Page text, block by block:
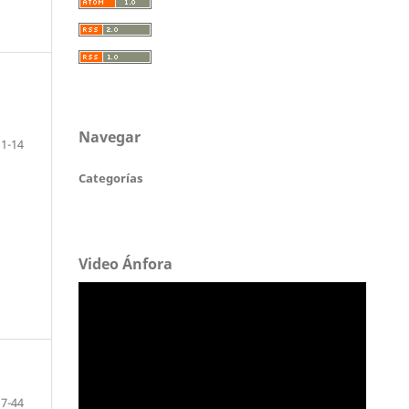
14
44
Navegar
Categorías
Video Ánfora